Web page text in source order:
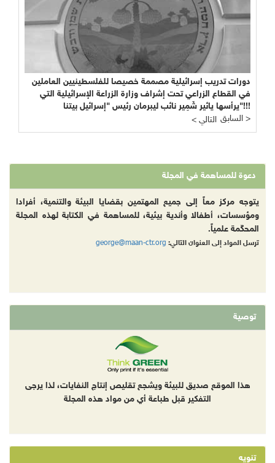
دورات تدريب إسرائيلية مصممة خصيصا للفلسطينيين العاملين
في القطاع الزراعي تحت إشراف وزارة الزراعة الإسرائيلية التي
يرأسها يائير شَمِير نائب ليبرمان رئيس "إسرائيل بيتنا"!!!
< التالي
السابق >
دعوة للمساهمة في المجلة
يتوجه مركز معاً إلى جميع المهتمين بقضايا البيئة والتنمية، أفرادا
ومؤسسات، أطفالا وأندية بيئية، للمساهمة في الكتابة لهذه المجلة
المحكّمة علمياً.
ترسل المواد إلى العنوان التالي: george@maan-ctr.org
توصية
هذا الموقع صديق للبيئة ويشجع تقليص إنتاج النفايات، لذا يرجى
التفكير قبل طباعة أي من مواد هذه المجلة
تنويه